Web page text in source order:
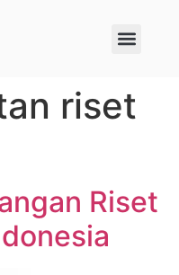
riset
Riset